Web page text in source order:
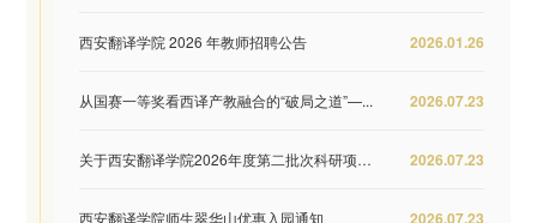
2026.01.26
西安翻译学院 2026 年教师招聘公告
2026.07.23
从国赛一等奖看西译产教融合的“破局之道”—...
2026.07.23
关于西安翻译学院2026年度第二批次科研项目结...
西安翻译学院师生翠华山优惠入园通知